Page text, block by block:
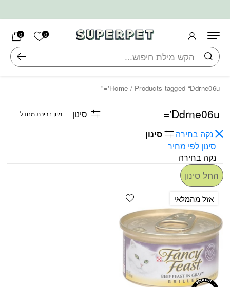
0 הרשימה
0
חיפוש
Home / Products tagged “Ddrne06u'=”
Ddrne06u'=
סינון
נקה בחירה
סינון
סינון לפי מחיר
נקה בחירה
החל סינון
Add wishlist אזל מהמלאי